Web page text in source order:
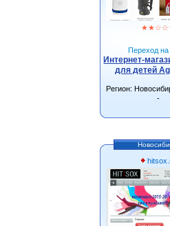
★★☆☆
Переход на
Интернет-
для детей
Регион:
-